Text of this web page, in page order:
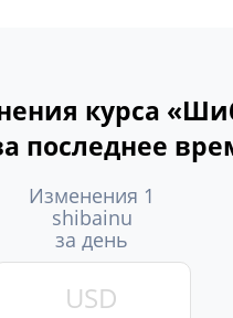
курса
последнее
Изменения 1
shibainu
за день
USD